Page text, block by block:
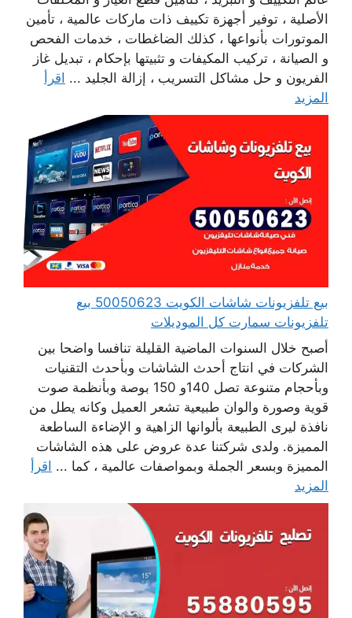
الأصلية ، توفير أجهزة تكييف ذات ماركات عالمية ، تأمين
الموتورات بأنواعها ، كذلك الضاغطات ، خدمات الفحص
و الصيانة ، تركيب المكيفات و تثبيتها بإحكام ، تبديل غاز
الفريون و حل مشاكل التسريب ، إزالة الجليد ... اقرأ
المزيد
بيع تلفزيونات شاشات الكويت 50050623 بيع
تلفزيونات سمارت كل الموديلات
أصبح خلال السنوات الماضية القليلة تنافسا واضحا بين
الشركات في انتاج أحدث الشاشات وبأحدث التقنيات
وبأحجام متنوعة تصل 140و 150 بوصة وبأنظمة صوت
قوية وصورة والوان طبيعية تشعر العميل وكانه يطل من
نافذة ليرى الطبيعة بألوانها الزاهية و الإضاءة الساطعة
المميزة. ولدى شركتنا عدة عروض على هذه الشاشات
المميزة وبسعر الجملة وبمواصفات عالمية ، كما ... اقرأ
المزيد